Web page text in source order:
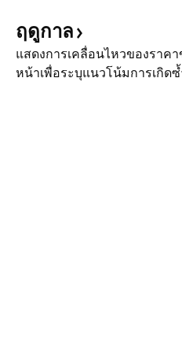
ฤดูกาล
แสดงการเคลื่อนไหวของรา
หน้าเพื่อระบุแนวโน้มการเกิดซ้